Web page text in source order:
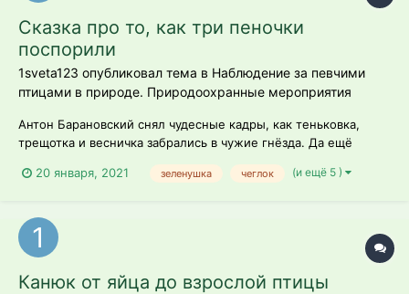
Сказка про то, как три пеночки
поспорили
1sveta123 опубликовал тема в Наблюдение за певчими
птицами в природе. Природоохранные мероприятия
Антон Барановский снял чудесные кадры, как теньковка,
трещотка и весничка забрались в чужие гнёзда. Да ещё
пеночки поспорили, кто из них храбрее. Персонажи:
20 января, 2021 зеленушка чеглок (и ещё 5 )
Канюк от яйца до взрослой птицы